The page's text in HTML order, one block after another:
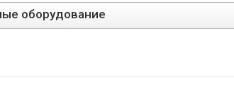
оборудование